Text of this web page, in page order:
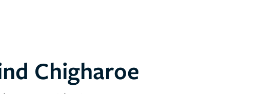
Chigharoe